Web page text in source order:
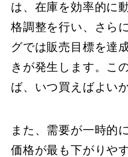
は、在庫を効率的に
格調整を行い、さら
グでは販売目標を達
きが発生します。こ
ば、いつ買えばよい
また、需要が一時的
価格が最も下がりや